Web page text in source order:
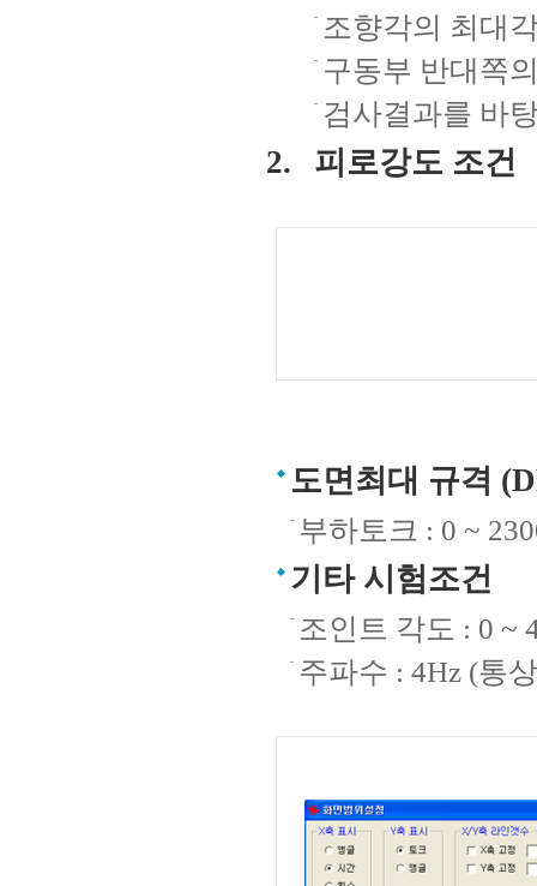
조향각의 최대
구동부 반대쪽
검사결과를 바
피로강도 조건
도면최대 규격
부하토크 : 0 ~
기타 시험조건
조인트 각도 : 0 ~
주파수 : 4Hz (통